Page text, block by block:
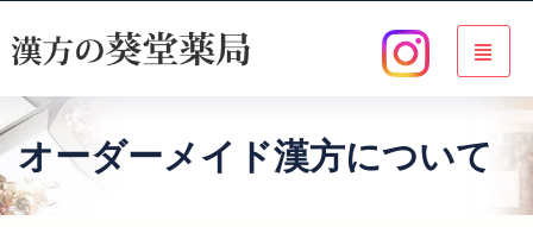
オーダーメイド漢方について
Home